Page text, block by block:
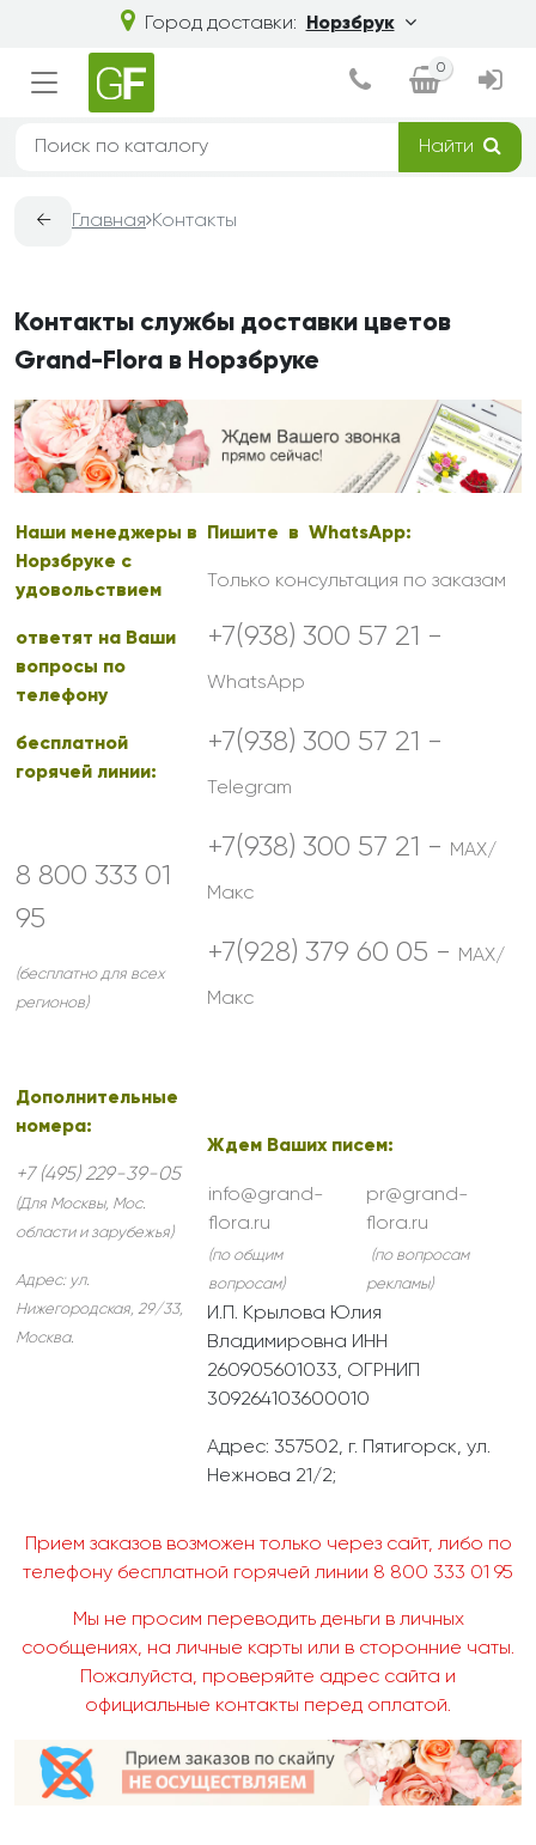
Город доставки: Норзбрук
0
Найти
← Главная Контакты
Контакты службы доставки цветов
Grand-Flora в Норзбруке
Наши менеджеры в
Норзбруке с
удовольствием
ответят на Ваши
вопросы по
телефону
бесплатной
горячей линии:
8 800 333 01
95
(бесплатно для всех
регионов)
Дополнительные
номера:
+7 (495) 229-39-05
(Для Москвы, Мос.
области и зарубежья)
Адрес: ул.
Нижегородская, 29/33,
Москва.
Пишите в WhatsApp:
Только консультация по заказам
+7(938) 300 57 21 -
WhatsApp
+7(938) 300 57 21 -
Telegram
+7(938) 300 57 21 - MAX/
Макс
+7(928) 379 60 05 - MAX/
Макс
Ждем Ваших писем:
info@grand-
flora.ru
pr@grand-
flora.ru
(по общим
вопросам)
(по вопросам
рекламы)
И.П. Крылова Юлия
Владимировна ИНН
260905601033, ОГРНИП
309264103600010
Адрес: 357502, г. Пятигорск, ул.
Нежнова 21/2;
Прием заказов возможен только через сайт, либо по
телефону бесплатной горячей линии 8 800 333 01 95
Мы не просим переводить деньги в личных
сообщениях, на личные карты или в сторонние чаты.
Пожалуйста, проверяйте адрес сайта и
официальные контакты перед оплатой.